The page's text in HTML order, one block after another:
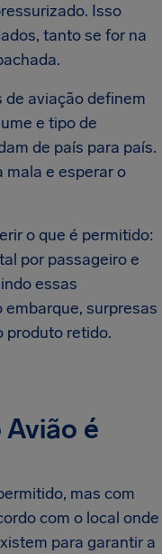
Isso
tanto se for na
de aviação definem
e tipo de
de país para país.
mala e esperar o
o que é permitido:
por passageiro e
essas
surpresas
produto retido.
é
mas com
com o local onde
para garantir a